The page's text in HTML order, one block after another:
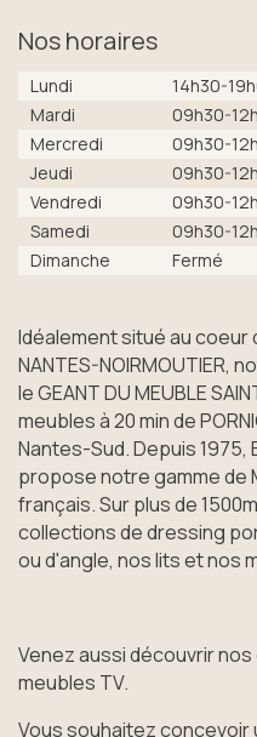
Nos horaires
Lundi
14h30-
Mardi
09h30-
Mercredi
09h30-
Jeudi
09h30-
Vendredi
09h30-
Samedi
09h30-
Dimanche
Fermé
Idéalement situé au coeur
NANTES-NOIRMOUTIER,
le GEANT DU MEUBLE
meubles à 20 min de
Nantes-Sud. Depuis 1975,
propose notre gamme de
français. Sur plus de
collections de dressing
ou d'angle, nos lits et nos
Venez aussi découvrir
meubles TV.
Vous souhaitez concevoir